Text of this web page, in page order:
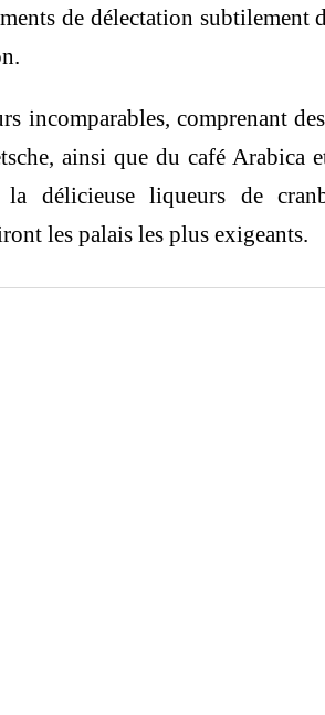
de délectation subtilement
incomparables, comprenant
ainsi que du café Arabica
la délicieuse liqueurs de
les palais les plus exigeants.